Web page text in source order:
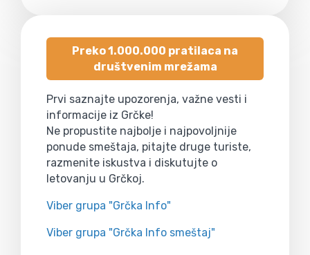
Preko 1.000.000 pratilaca na
društvenim mrežama
Prvi saznajte upozorenja, važne vesti i
informacije iz Grčke!
Ne propustite najbolje i najpovoljnije
ponude smeštaja, pitajte druge turiste,
razmenite iskustva i diskutujte o
letovanju u Grčkoj.
Viber grupa "Grčka Info"
Viber grupa "Grčka Info smeštaj"